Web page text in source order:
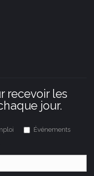
recevoir les
jour.
Événements